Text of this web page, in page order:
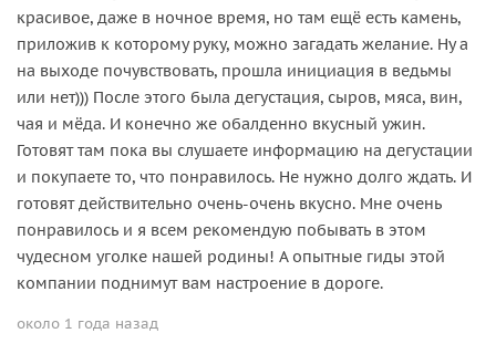
красивое, даже в ночное время, но там ещё есть камень,
приложив к которому руку, можно загадать желание. Ну а
на выходе почувствовать, прошла инициация в ведьмы
или нет))) После этого была дегустация, сыров, мяса, вин,
чая и мёда. И конечно же обалденно вкусный ужин.
Готовят там пока вы слушаете информацию на дегустации
и покупаете то, что понравилось. Не нужно долго ждать. И
готовят действительно очень-очень вкусно. Мне очень
понравилось и я всем рекомендую побывать в этом
чудесном уголке нашей родины! А опытные гиды этой
компании поднимут вам настроение в дороге.
около 1 года назад